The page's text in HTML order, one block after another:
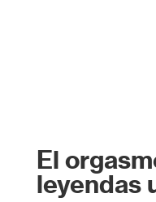
El
leyendas